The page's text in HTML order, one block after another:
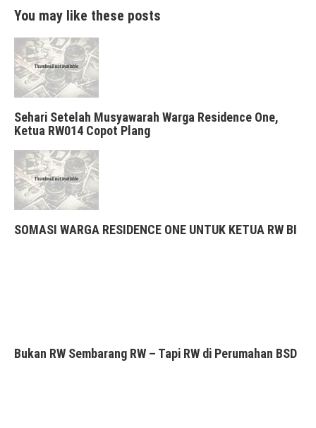
You may like these posts
Sehari Setelah Musyawarah Warga Residence One,
Ketua RW014 Copot Plang
SOMASI WARGA RESIDENCE ONE UNTUK KETUA RW BI
Bukan RW Sembarang RW – Tapi RW di Perumahan BSD